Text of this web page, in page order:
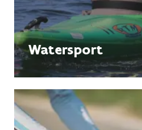
Watersport